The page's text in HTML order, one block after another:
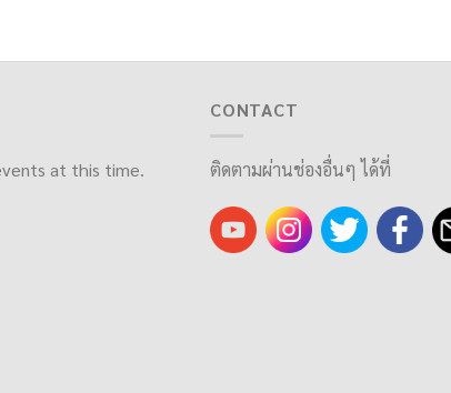
at this time.
CONTACT
ติดตามผ่านช่องอื่นๆ ได้ที่